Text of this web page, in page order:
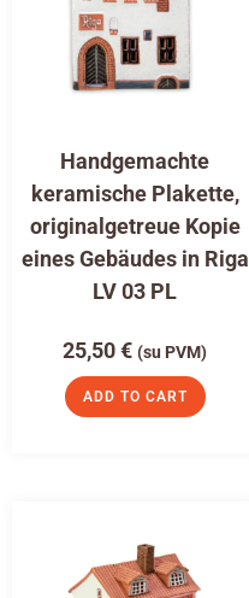
Handgemachte
keramische Plakette,
originalgetreue Kopie
eines Gebäudes in Riga
LV 03 PL
25,50€ (su PVM)
ADD TO CART